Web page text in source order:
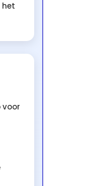
het
voor